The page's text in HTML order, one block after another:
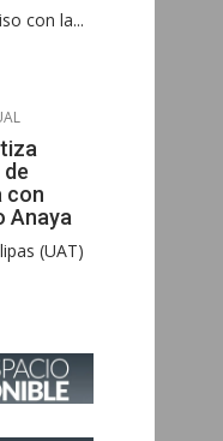
con la...
con
Anaya
(UAT)